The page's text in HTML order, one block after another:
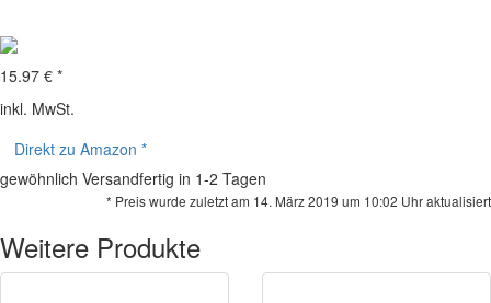
15.97 € *
inkl. MwSt.
Direkt zu Amazon *
gewöhnlich Versandfertig in 1-2 Tagen
* Preis wurde zuletzt am 14. März 2019 um 10:02 Uhr aktualisiert
Weitere Produkte